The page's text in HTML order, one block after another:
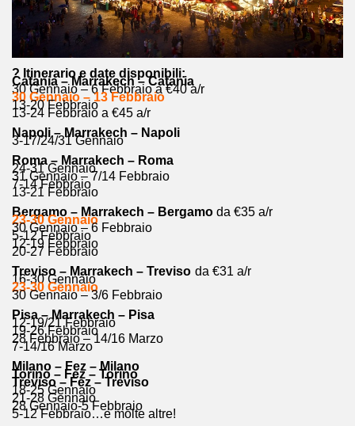
? Itinerario e date disponibili:
Catania – Marrakech – Catania
30 Gennaio – 6 Febbraio a €40 a/r
30 Gennaio – 13 Febbraio
13-20 Febbraio
13-24 Febbraio a €45 a/r
Napoli – Marrakech – Napoli
3-17/24/31 Gennaio
Roma – Marrakech – Roma
24-31 Gennaio
31 Gennaio – 7/14 Febbraio
7-14 Febbraio
13-21 Febbraio
Bergamo – Marrakech – Bergamo da €35 a/r
23-30 Gennaio
30 Gennaio – 6 Febbraio
5-12 Febbraio
12-19 Febbraio
20-27 Febbraio
Treviso – Marrakech – Treviso da €31 a/r
16-30 Gennaio
23-30 Gennaio
30 Gennaio – 3/6 Febbraio
Pisa – Marrakech – Pisa
12-19/21 Febbraio
19-26 Febbraio
28 Febbraio – 14/16 Marzo
7-14/16 Marzo
Milano – Fez – Milano
Torino – Fez – Torino
Treviso – Fez – Treviso
18-25 Gennaio
21-28 Gennaio
28 Gennaio-5 Febbraio
5-12 Febbraio…e molte altre!